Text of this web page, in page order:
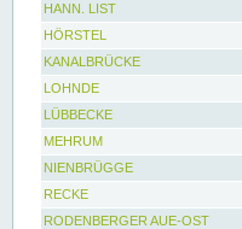
HANN. LIST
HÖRSTEL
KANALBRÜCKE
LOHNDE
LÜBBECKE
MEHRUM
NIENBRÜGGE
RECKE
RODENBERGER AUE-OST